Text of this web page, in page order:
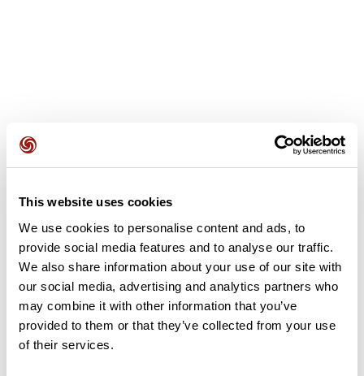
This website uses cookies
We use cookies to personalise content and ads, to
provide social media features and to analyse our traffic.
We also share information about your use of our site with
our social media, advertising and analytics partners who
may combine it with other information that you’ve
provided to them or that they’ve collected from your use
of their services.
Avis des utilisateurs
Soyez le premier à ajouter un avis !
Ajouter un avis
Résumé